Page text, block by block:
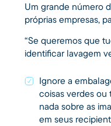
Um grande número
próprias empresas,
“Se queremos que
identificar lavagem
Ignore a
coisas verdes ou
nada sobre as
em seus